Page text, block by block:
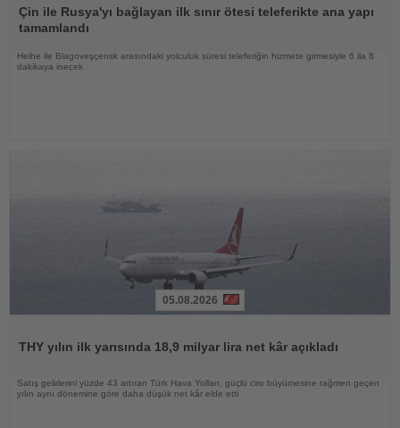
Oku
Çin ile Rusya'yı bağlayan ilk sınır ötesi teleferikte ana yapı
tamamlandı
Heihe ile Blagoveşçensk arasındaki yolculuk süresi teleferiğin hizmete girmesiyle 6 ila 8
dakikaya inecek
05.08.2026
THY yılın ilk yarısında 18,9 milyar lira net kâr açıkladı
Satış gelirlerini yüzde 43 artıran Türk Hava Yolları, güçlü ciro büyümesine rağmen geçen
yılın aynı dönemine göre daha düşük net kâr elde etti